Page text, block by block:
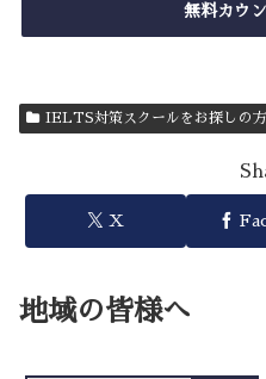
無料カウ
IELTS対策スクールをお探しの
X
地域の皆様へ